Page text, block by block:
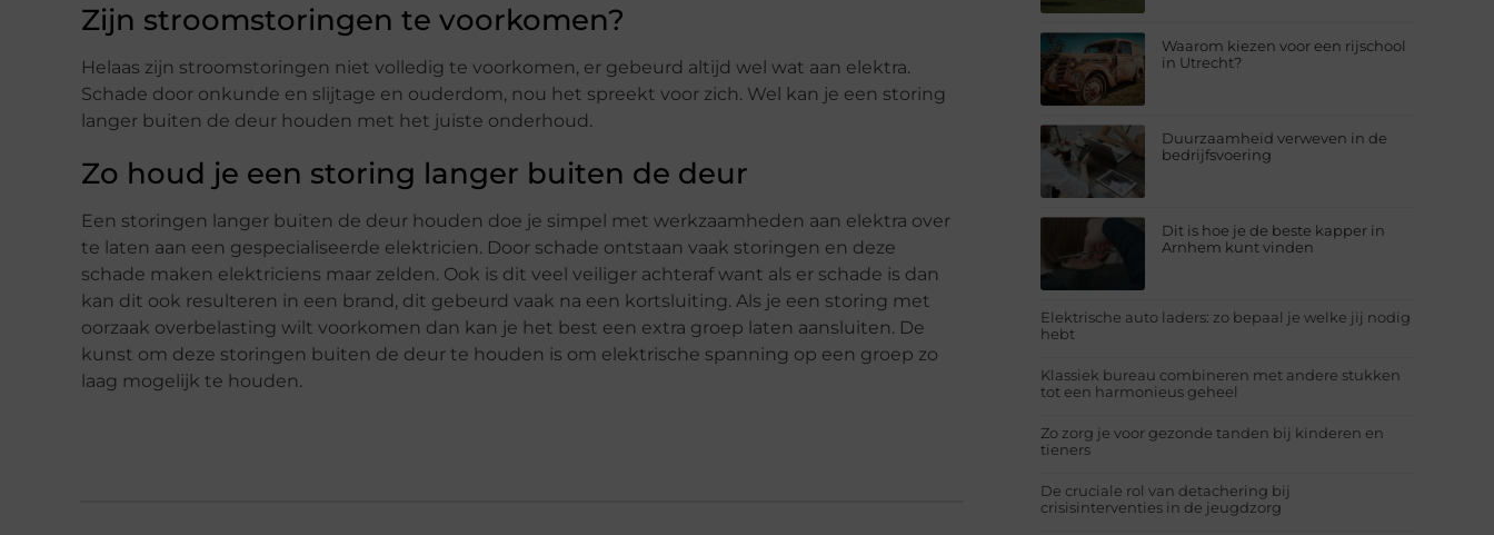
Zijn stroomstoringen te voorkomen?
Helaas zijn stroomstoringen niet volledig te voorkomen, er gebeurd altijd wel wat aan elektra.
Schade door onkunde en slijtage en ouderdom, nou het spreekt voor zich. Wel kan je een storing
langer buiten de deur houden met het juiste onderhoud.
Zo houd je een storing langer buiten de deur
Een storingen langer buiten de deur houden doe je simpel met werkzaamheden aan elektra over
te laten aan een gespecialiseerde elektricien. Door schade ontstaan vaak storingen en deze
schade maken elektriciens maar zelden. Ook is dit veel veiliger achteraf want als er schade is dan
kan dit ook resulteren in een brand, dit gebeurd vaak na een kortsluiting. Als je een storing met
oorzaak overbelasting wilt voorkomen dan kan je het best een extra groep laten aansluiten. De
kunst om deze storingen buiten de deur te houden is om elektrische spanning op een groep zo
laag mogelijk te houden.
Waarom kiezen voor een rijschool
in Utrecht?
Duurzaamheid verweven in de
bedrijfsvoering
Dit is hoe je de beste kapper in
Arnhem kunt vinden
Elektrische auto laders: zo bepaal je welke jij nodig
hebt
Klassiek bureau combineren met andere stukken
tot een harmonieus geheel
Zo zorg je voor gezonde tanden bij kinderen en
tieners
De cruciale rol van detachering bij
crisisinterventies in de jeugdzorg